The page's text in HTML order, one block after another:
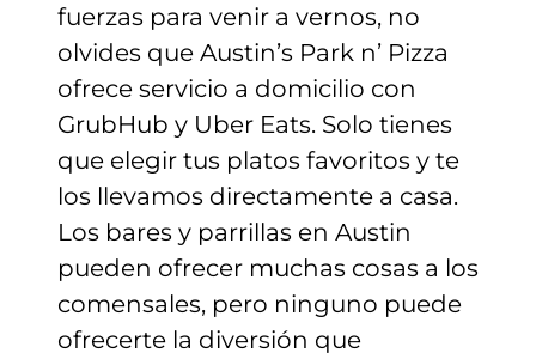
fuerzas para venir a vernos, no
olvides que Austin’s Park n’ Pizza
ofrece servicio a domicilio con
GrubHub y Uber Eats. Solo tienes
que elegir tus platos favoritos y te
los llevamos directamente a casa.
Los bares y parrillas en Austin
pueden ofrecer muchas cosas a los
comensales, pero ninguno puede
ofrecerte la diversión que